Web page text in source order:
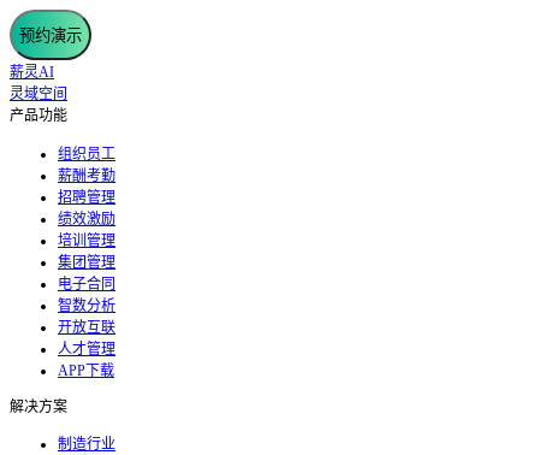
预约演示
薪灵AI
灵域空间
产品功能
组织员工
薪酬考勤
招聘管理
绩效激励
培训管理
集团管理
电子合同
智数分析
开放互联
人才管理
APP下载
解决方案
制造行业